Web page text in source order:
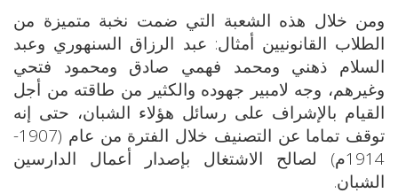
ومن خلال هذه الشعبة التي ضمت نخبة متميزة من
الطلاب القانونيين أمثال: عبد الرزاق السنهوري وعبد
السلام ذهني ومحمد فهمي صادق ومحمود فتحي
وغيرهم، وجه لامبير جهوده والكثير من طاقته من أجل
القيام بالإشراف على رسائل هؤلاء الشبان، حتى إنه
توقف تماما عن التصنيف خلال الفترة من عام (1907-
1914م) لصالح الاشتغال بإصدار أعمال الدارسين
الشبان.